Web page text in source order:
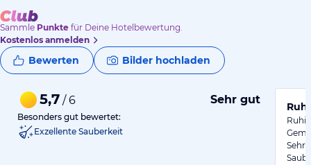
Sammle Punkte für Deine Hotelbewertung.
Kostenlos anmelden
Bewerten Bilder hochladen
5,7 / 6 Sehr gut
Besonders gut bewertet:
Exzellente Sauberkeit
Sehr